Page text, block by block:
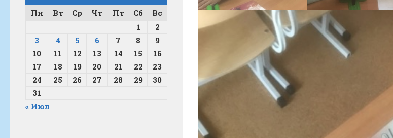
Пн
Вт Ср Чт Пт Сб
Вс
1
2
3
4 5 6 7 8
9
10
11 12 13 14 15
16
17
18 19 20 21 22
23
24
25 26 27 28 29
30
31
« Июл